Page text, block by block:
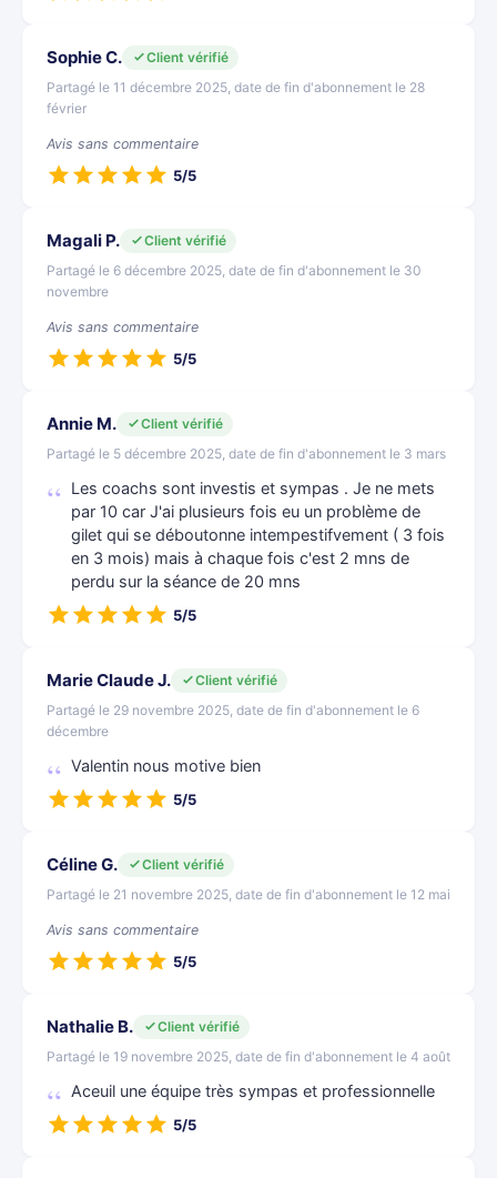
Sophie C.
Client vérifié
Partagé le 11 décembre 2025, date de fin d'abonnement le 28
février
Avis sans commentaire
5/5
Magali P.
Client vérifié
Partagé le 6 décembre 2025, date de fin d'abonnement le 30
novembre
Avis sans commentaire
5/5
Annie M.
Client vérifié
Partagé le 5 décembre 2025, date de fin d'abonnement le 3 mars
Les coachs sont investis et sympas . Je ne mets
par 10 car J'ai plusieurs fois eu un problème de
gilet qui se déboutonne intempestifvement ( 3 fois
en 3 mois) mais à chaque fois c'est 2 mns de
perdu sur la séance de 20 mns
5/5
Marie Claude J.
Client vérifié
Partagé le 29 novembre 2025, date de fin d'abonnement le 6
décembre
Valentin nous motive bien
5/5
Céline G.
Client vérifié
Partagé le 21 novembre 2025, date de fin d'abonnement le 12 mai
Avis sans commentaire
5/5
Nathalie B.
Client vérifié
Partagé le 19 novembre 2025, date de fin d'abonnement le 4 août
Aceuil une équipe très sympas et professionnelle
5/5